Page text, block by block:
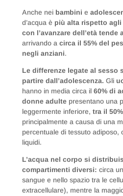
Anche nei bambini e
d’acqua è più alta rispetto
con l’avanzare dell’età tende
arrivando a circa il 55% del
negli anziani.
Le differenze legate al sesso
partire dall’adolescenza. Gli
hanno in media circa il 60% di
donne adulte presentano una
leggermente inferiore, tra il
principalmente a causa di una
percentuale di tessuto adiposo,
liquidi.
L’acqua nel corpo si
compartimenti diversi: circa
sangue e nello spazio tra le
extracellulare), mentre la